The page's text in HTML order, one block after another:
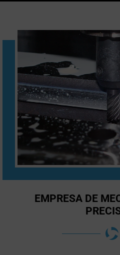
EMPRESA
PRODUCTOS
NOTICIAS
CONTACTO
EMPRESA DE